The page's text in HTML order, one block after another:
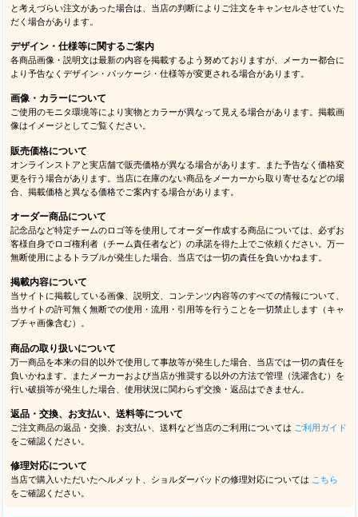
と考えづらい注文があった場合は、当店の判断によりご注文をキャンセルさせていた
だく場合があります。
デザイン・仕様等に関するご案内
各商品画像・説明文は最新の内容を掲載するよう努めておりますが、メーカー都合に
より予告なくデザイン・パッケージ・仕様等が変更される場合があります。
画像・カラーについて
ご使用のモニタ環境等により実物とカラーが異なって見える場合があります。掲載画
像はイメージとしてご覧ください。
販売価格について
オンラインストアと実店舗で販売価格が異なる場合があります。また予告なく価格変
更を行う場合があります。当店に在庫のない商品をメーカーから取り寄せるなどの場
合、掲載価格と異なる価格でご案内する場合があります。
オーダー商品について
記念品など特定チームのロゴ等を使用してオーダー作成する商品については、必ずお
客様自身でロゴ権利者（チーム責任者など）の承諾を得た上でご依頼ください。万一
無断使用によるトラブルが発生した場合、当店では一切の責任を負いかねます。
掲載内容について
当サイトに掲載している画像、説明文、コンテンツ内容等のすべての情報について、
当サイトの許可無く無断での使用・流用・引用等を行うことを一切禁止します（キャ
プチャ画像含む）。
商品の取り扱いについて
万一商品を本来の目的以外で使用して事故等が発生した場合、当店では一切の責任を
負いかねます。またメーカーおよび当店が推奨する以外の方法で管理（洗濯含む）を
行い破損等が発生した場合、使用状況に関わらず交換・返品はできません。
返品・交換、お支払い、送料等について
ご注文商品の返品・交換、お支払い、送料など当店のご利用については ご利用ガイド
をご確認ください。
修理対応について
当店で購入いただいたヘルメット、ショルダーパッドの修理対応については こちら
をご確認ください。